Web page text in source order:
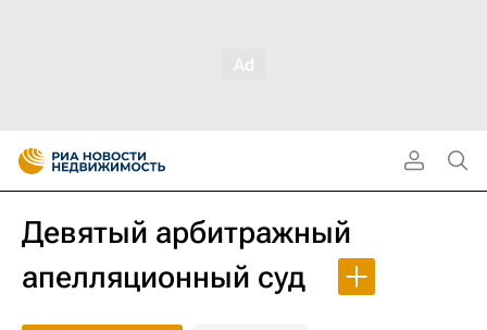
Девятый арбитражный
апелляционный суд